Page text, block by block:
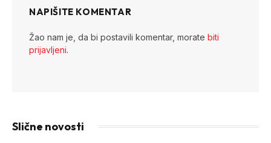
NAPIŠITE KOMENTAR
Žao nam je, da bi postavili komentar, morate biti
prijavljeni.
Slične novosti